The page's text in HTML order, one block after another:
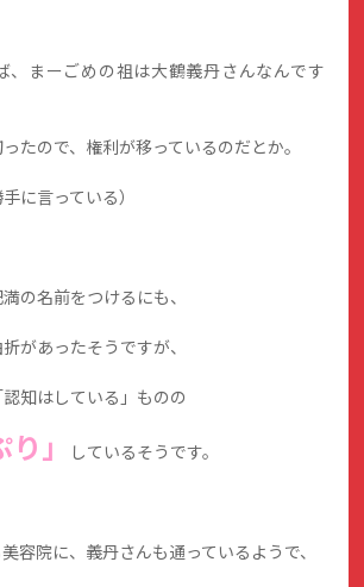
、まーごめの祖は大鶴義丹さんなんです
たので、権利が移っているのだとか。
に言っている）
の名前をつけるにも、
があったそうですが、
知はしている」ものの
」 しているそうです。
容院に、義丹さんも通っているようで、